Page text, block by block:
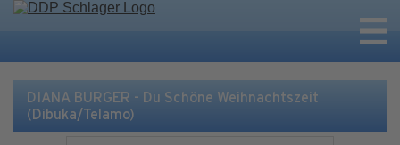
DIANA BURGER - Du Schöne Weihnachtszeit
(Dibuka/Telamo)